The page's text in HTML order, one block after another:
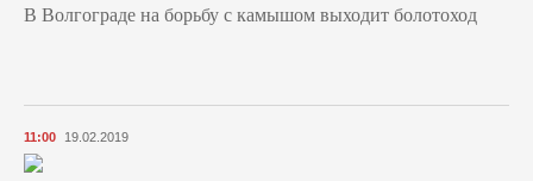
В Волгограде на борьбу с камышом выходит болотоход
11:00 19.02.2019